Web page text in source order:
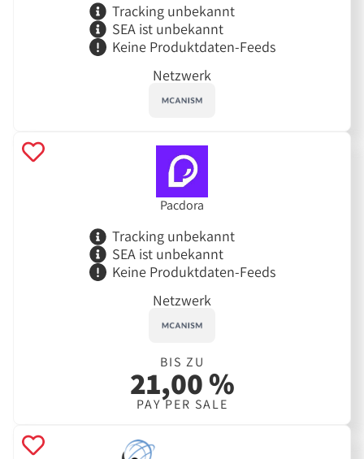
Tracking unbekannt
SEA ist unbekannt
Keine Produktdaten-Feeds
Netzwerk
Pacdora
Tracking unbekannt
SEA ist unbekannt
Keine Produktdaten-Feeds
Netzwerk
BIS ZU
21,00 %
PAY PER SALE